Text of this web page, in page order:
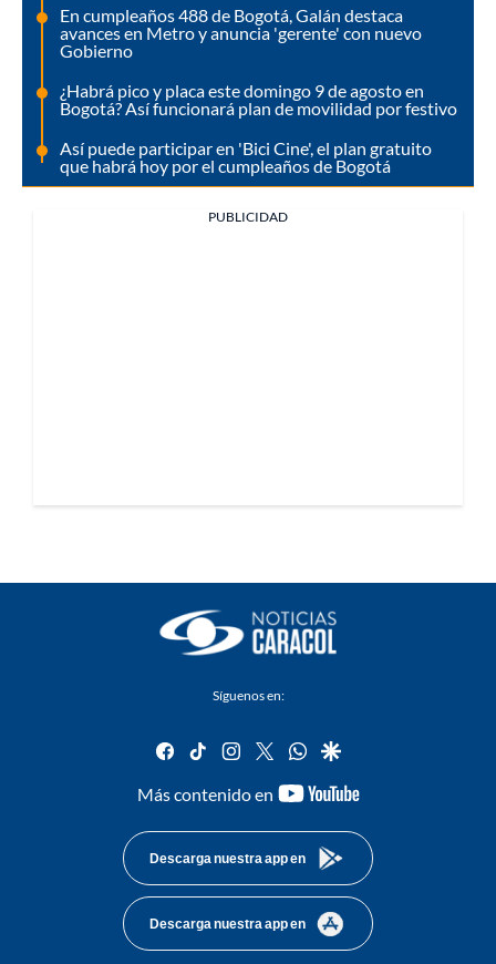
En cumpleaños 488 de Bogotá, Galán destaca
avances en Metro y anuncia 'gerente' con nuevo
Gobierno
¿Habrá pico y placa este domingo 9 de agosto en
Bogotá? Así funcionará plan de movilidad por festivo
Así puede participar en 'Bici Cine', el plan gratuito
que habrá hoy por el cumpleaños de Bogotá
PUBLICIDAD
Síguenos en:
facebook
tiktok instagram
twitterwhatsapp
google
Más contenido en
youtube-
Descarga nuestra app en
Descarga nuestra app en